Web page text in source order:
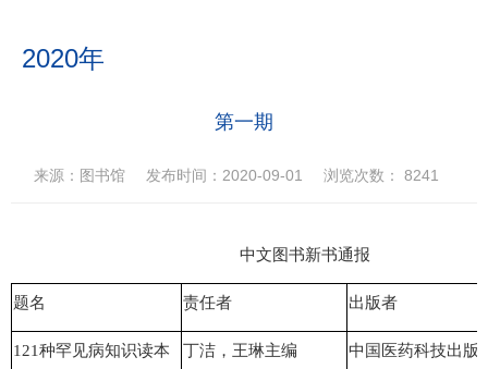
2020年
第一期
来源：图书馆 发布时间：2020-09-01 浏览次数： 8241
中文图书新书通报
题名 责任者 出版者
121种罕见病知识读本 丁洁，王琳主编 中国医药科技出版